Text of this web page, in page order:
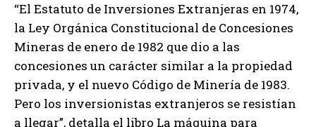
“El Estatuto de Inversiones Extranjeras en 1974,
la Ley Orgánica Constitucional de Concesiones
Mineras de enero de 1982 que dio a las
concesiones un carácter similar a la propiedad
privada, y el nuevo Código de Minería de 1983.
Pero los inversionistas extranjeros se resistían
a llegar”, detalla el libro La máquina para